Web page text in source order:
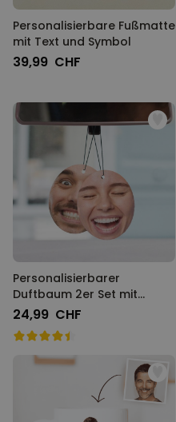
Personalisierbare Fußmatte
mit Text und Symbol
39,99 CHF
Personalisierbarer
Duftbaum 2er Set mit
Gesicht
24,99 CHF